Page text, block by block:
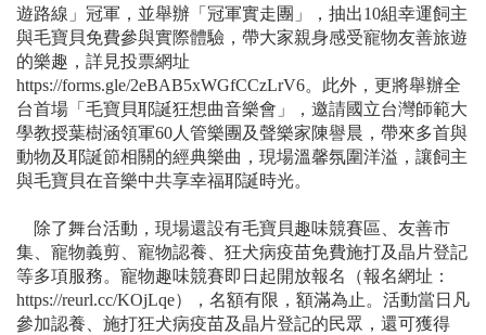
遊路線」冠軍，並舉辦「冠軍實走團」，抽出10組幸運飼主
與毛寶貝免費參與實際體驗，帶大家親身感受寵物友善旅遊
的樂趣，詳見投票網址
https://forms.gle/2eBAB5xWGfCCzLrV6。此外，更將舉辦全
台首場「毛寶貝耶誕狂想曲音樂會」，邀請國立台灣師範大
學教授葉樹涵領軍60人管樂團及聲樂家陳譽晨，帶來多首與
動物及耶誕節相關的經典樂曲，現場溫馨氛圍洋溢，讓飼主
與毛寶貝在音樂中共享幸福耶誕時光。
除了舞台活動，現場還設有毛寶貝趣味競賽區、友善市
集、寵物義剪、寵物認養、狂犬病疫苗免費施打及晶片登記
等多項服務。寵物趣味競賽即日起開放報名（報名網址：
https://reurl.cc/KOjLqe），名額有限，額滿為止。活動當日凡
參加認養、施打狂犬病疫苗及晶片登記的民眾，還可獲得